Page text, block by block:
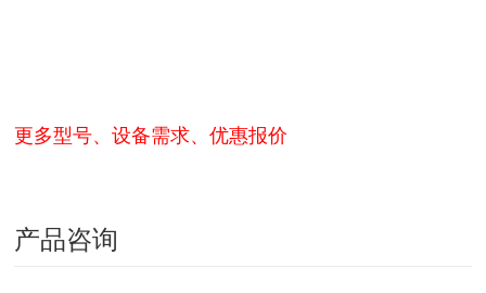
更多型号、设备需求、优惠报价
产品咨询